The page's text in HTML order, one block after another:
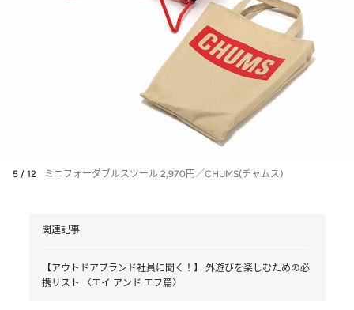
5 / 12 ミニフォーダブルスツール 2,970円／CHUMS(チャムス)
関連記事
【アウトドアブランド社員に聞く！】 外遊びを楽しむための必
携リスト 〈エイ アンド エフ篇〉